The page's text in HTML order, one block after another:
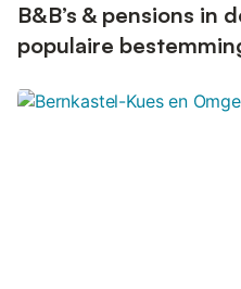
B&B’s & pensions in
populaire